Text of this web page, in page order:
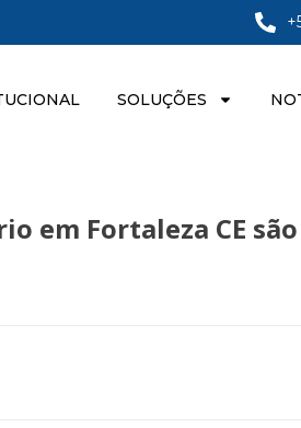
SOLUÇÕES
em Fortaleza CE